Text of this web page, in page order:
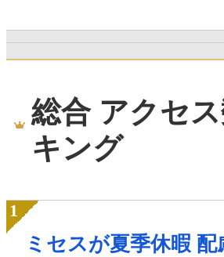
総合 アクセ
キング
ミセスが夏季休暇 配